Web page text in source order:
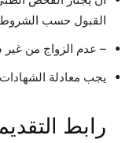
القبول حسب الشروط
– عدم الزواج من غير
يجب معادلة
رابط